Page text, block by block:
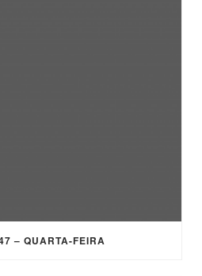
– QUARTA-FEIRA